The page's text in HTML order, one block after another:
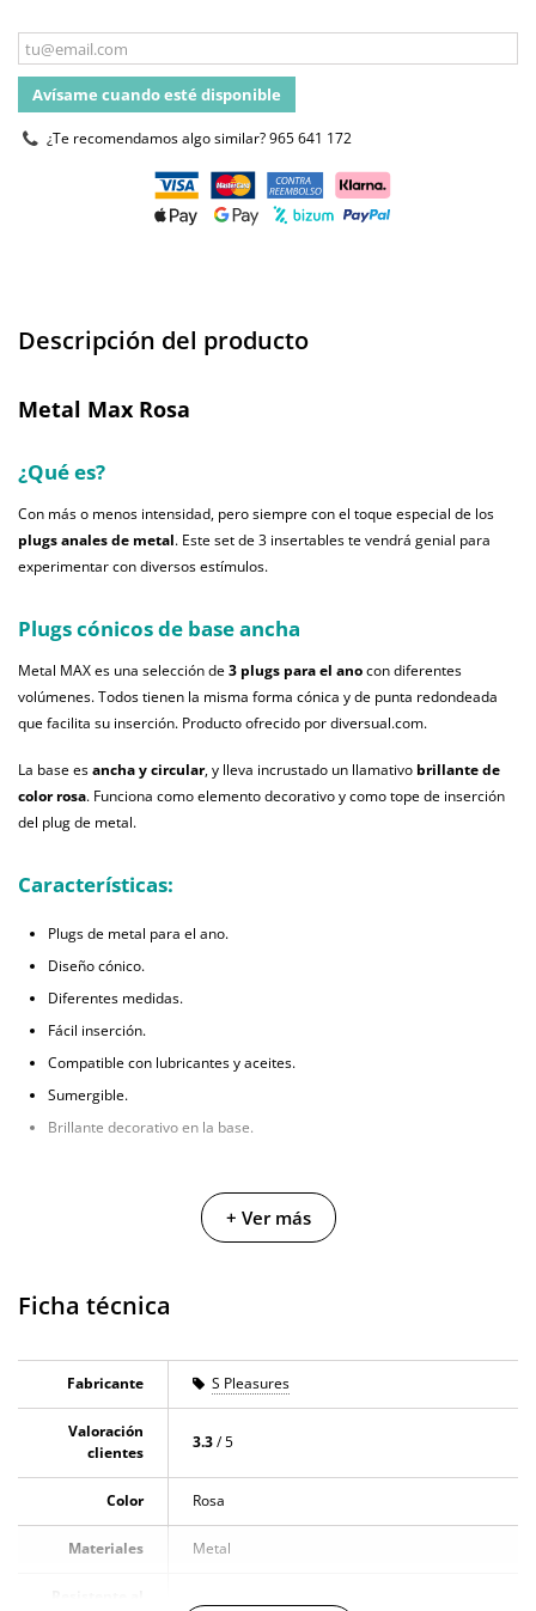
Avísame cuando esté disponible
¿Te recomendamos algo similar?965 641 172
Descripción del producto
Metal Max Rosa
¿Qué es?
Con más o menos intensidad, pero siempre con el toque especial de los
plugs anales de metal. Este set de 3 insertables te vendrá genial para
experimentar con diversos estímulos.
Plugs cónicos de base ancha
Metal MAX es una selección de3 plugs para el anocon diferentes
volúmenes. Todos tienen la misma forma cónica y de punta redondeada
que facilita su inserción. Producto ofrecido por diversual.com.
La base esancha y circular, y lleva incrustado un llamativo brillante de
color rosa. Funciona como elemento decorativo y como tope de inserción
del plug de metal.
Características:
Plugs de metal para el ano.
Diseño cónico.
Diferentes medidas.
Fácil inserción.
Compatible con lubricantes y aceites.
Sumergible.
Brillante decorativo en la base.
+ Ver más
Ficha técnica
Fabricante S Pleasures
Valoración
clientes
3.3/ 5
Color Rosa
Materiales Metal